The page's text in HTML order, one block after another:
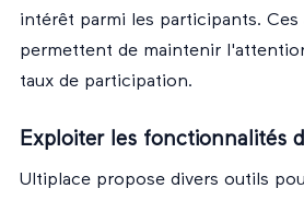
intérêt parmi les participants. Ces
permettent de maintenir
taux de participation.
Exploiter les fonctionnalités
Ultiplace propose divers outils